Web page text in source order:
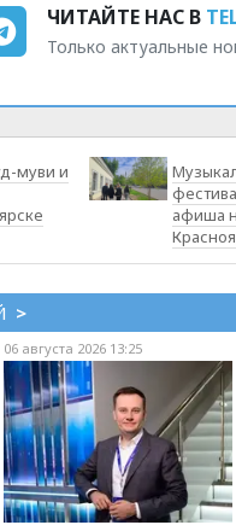
ЧИТАЙТЕ НАС В
Только актуальные
муви и
афиша
>
06 августа 2026 13:25